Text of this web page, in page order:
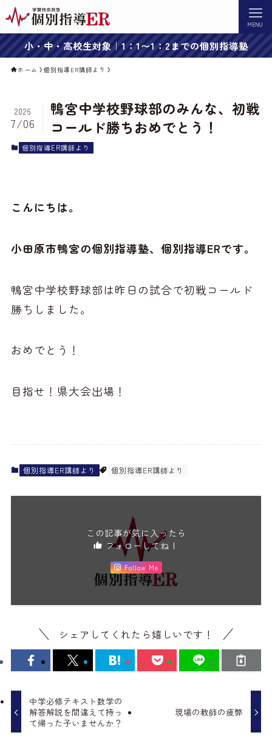
MENU
小・中・高校生対象｜1：1〜1：2までの個別指導塾
ホーム 個別指導ER講師より
鴨宮中学校野球部のみんな、初戦
コールド勝ちおめでとう！
2026
7/06
個別指導ER講師より
こんにちは。
小田原市鴨宮の個別指導塾、個別指導ERです。
鴨宮中学校野球部は昨日の試合で初戦コールド
勝ちしました。
おめでとう！
目指せ！県大会出場！
個別指導ER講師より 個別指導ER講師より
この記事が気に入ったら
フォローしてね！
Follow Me
シェアしてくれたら嬉しいです！
中学必修テキスト数学の
解答解説を間違えて持っ
て帰った子いませんか？
現場の教師の疲弊